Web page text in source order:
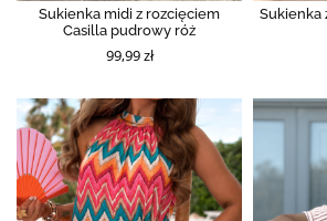
Sukienka midi z rozcięciem
Casilla pudrowy róż
99,99 zł
Sukienka